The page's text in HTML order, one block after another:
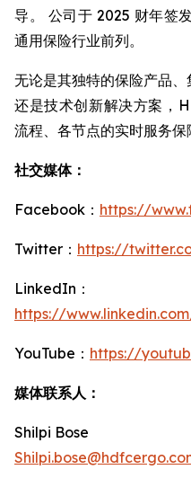
导。 公司于 2025 财年签
通用保险行业前列。
无论是其独特的保险产品
还是技术创新解决方案，
流程、各节点的实时服务保
社交媒体：
Facebook： https://
Twitter： https://
LinkedIn：
https://
YouTube： https://
媒体联系人：
Shilpi Bose